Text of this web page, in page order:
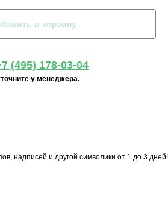
в корзину
(495) 178-03-04
у менеджера.
надписей и другой символики от 1 до 3 дней!